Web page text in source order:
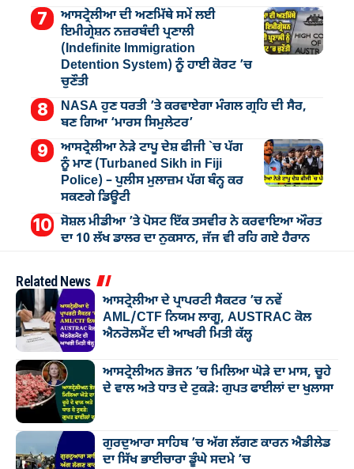
ਆਸਟ੍ਰੇਲੀਆ ਦੀ ਅਣਮਿੱਥੇ ਸਮੇਂ ਲਈ
ਇਮੀਗ੍ਰੇਸ਼ਨ ਨਜ਼ਰਬੰਦੀ ਪ੍ਰਣਾਲੀ
(Indefinite Immigration
Detention System) ਨੂੰ ਹਾਈ ਕੋਰਟ ’ਚ
ਚੁਣੌਤੀ
NASA ਹੁਣ ਧਰਤੀ ’ਤੇ ਕਰਵਾਏਗਾ ਮੰਗਲ ਗ੍ਰਹਿ ਦੀ ਸੈਰ,
ਬਣ ਗਿਆ ‘ਮਾਰਸ ਸਿਮੁਲੇਟਰ’
ਆਸਟ੍ਰੇਲੀਆ ਨੇੜੇ ਟਾਪੂ ਦੇਸ਼ ਫੀਜੀ `ਚ ਪੱਗ
ਨੂੰ ਮਾਣ (Turbaned Sikh in Fiji
Police) – ਪੁਲੀਸ ਮੁਲਾਜ਼ਮ ਪੱਗ ਬੰਨ੍ਹ ਕਰ
ਸਕਣਗੇ ਡਿਊਟੀ
ਸੋਸ਼ਲ ਮੀਡੀਆ ’ਤੇ ਪੋਸਟ ਇੱਕ ਤਸਵੀਰ ਨੇ ਕਰਵਾਇਆ ਔਰਤ
ਦਾ 10 ਲੱਖ ਡਾਲਰ ਦਾ ਨੁਕਸਾਨ, ਜੱਜ ਵੀ ਰਹਿ ਗਏ ਹੈਰਾਨ
Related News
ਆਸਟ੍ਰੇਲੀਆ ਦੇ ਪ੍ਰਾਪਰਟੀ ਸੈਕਟਰ ’ਚ ਨਵੇਂ
AML/CTF ਨਿਯਮ ਲਾਗੂ, AUSTRAC ਕੋਲ
ਐਨਰੋਲਮੈਂਟ ਦੀ ਆਖਰੀ ਮਿਤੀ ਕੱਲ੍ਹ
ਆਸਟ੍ਰੇਲੀਅਨ ਭੋਜਨ ’ਚ ਮਿਲਿਆ ਘੋੜੇ ਦਾ ਮਾਸ, ਚੂਹੇ
ਦੇ ਵਾਲ ਅਤੇ ਧਾਤ ਦੇ ਟੁਕੜੇ: ਗੁਪਤ ਫਾਈਲਾਂ ਦਾ ਖੁਲਾਸਾ
ਗੁਰਦੁਆਰਾ ਸਾਹਿਬ ’ਚ ਅੱਗ ਲੱਗਣ ਕਾਰਨ ਐਡੀਲੇਡ
ਦਾ ਸਿੱਖ ਭਾਈਚਾਰਾ ਡੂੰਘੇ ਸਦਮੇ ’ਚ